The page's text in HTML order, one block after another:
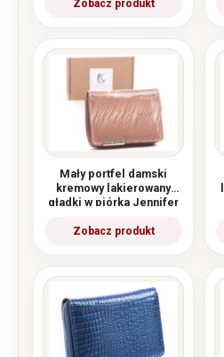
Mały portfel damski
kremowy lakierowany
gładki w piórka Jennifer